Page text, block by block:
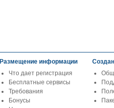
Размещение информации
Что дает регистрация
Бесплатные сервисы
Требования
Бонусы